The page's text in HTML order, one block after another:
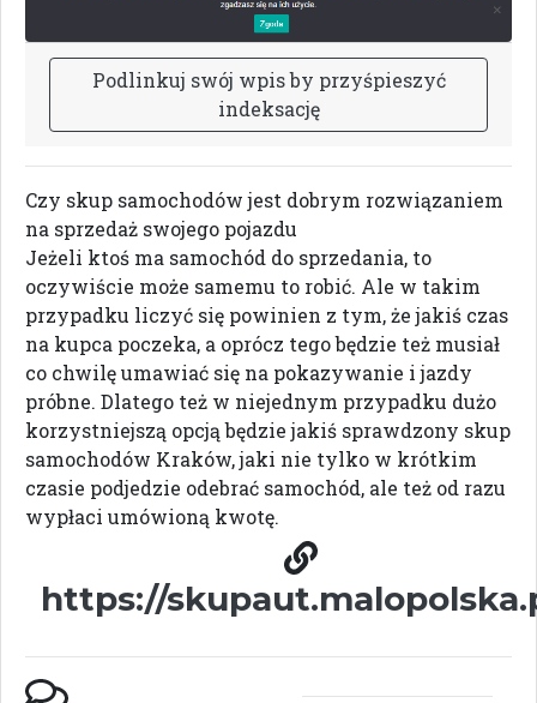
Podlinkuj swój wpisby przyśpieszyć
indeksację
Czy skup samochodów jest dobrym rozwiązaniem
na sprzedaż swojego pojazdu
Jeżeli ktoś ma samochód do sprzedania, to
oczywiście może samemu to robić. Ale w takim
przypadku liczyć się powinien z tym, że jakiś czas
na kupca poczeka, a oprócz tego będzie też musiał
co chwilę umawiać się na pokazywanie i jazdy
próbne. Dlatego też w niejednym przypadku dużo
korzystniejszą opcją będzie jakiś sprawdzony skup
samochodów Kraków, jaki nie tylko w krótkim
czasie podjedzie odebrać samochód, ale też od razu
wypłaci umówioną kwotę.
https://